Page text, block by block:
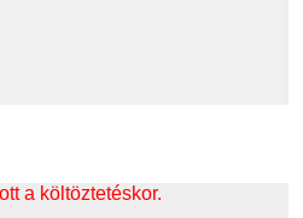
a költöztetéskor.